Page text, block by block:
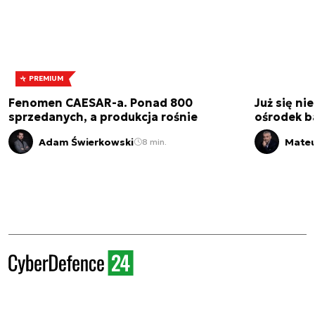
PREMIUM
Fenomen CAESAR-a. Ponad 800
sprzedanych, a produkcja rośnie
Adam Świerkowski 8 min.
Już się
ośrodek